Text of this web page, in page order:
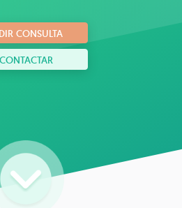
CONSULTA
CONTACTAR